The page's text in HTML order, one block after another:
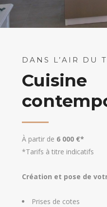
DANS L’AIR DU
Cuisine
À partir de 6 000 €*
*Tarifs à titre indicatifs
Création et pose de
Prises de cotes